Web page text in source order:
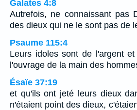
Galates 4:8
Autrefois, ne connaissant pas
des dieux qui ne le sont pas de
Psaume 115:4
Leurs idoles sont de l'argent
l'ouvrage de la main des
Ésaïe 37:19
et qu'ils ont jeté leurs dieux
n'étaient point des dieux,